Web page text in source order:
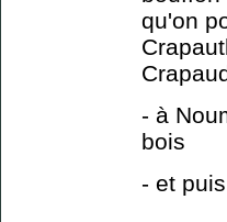
qu'on
- à
bois
- et